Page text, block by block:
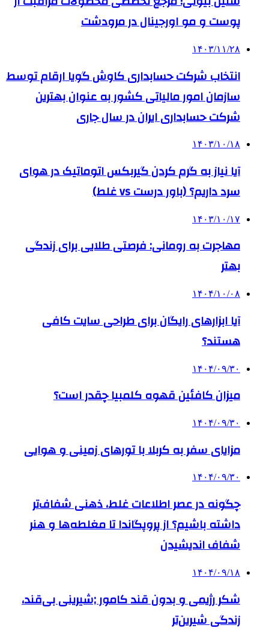
پوست و مو اورجینال در مرودشت
۱۴۰۳/۱۱/۲۸
انتخاب شرکت حسابداری کاوش گویا ارقام توسط
سازمان امور مالیاتی کشور به عنوان بهترین
شرکت حسابداری ایران در سال جاری
۱۴۰۳/۱۰/۱۸
آیا نیاز به گرم کردن گیربکس اتوماتیک در هوای
سرد داریم؟ (باور درست vs غلط)
۱۴۰۳/۱۰/۱۷
مهاجرت به رومانی: فرصتی طلایی برای زندگی
بهتر
۱۴۰۴/۱۰/۰۸
آیا ابزارهای رایگان برای طراحی سایت کافی
هستند؟
۱۴۰۴/۰۹/۳۰
میزان کافئین قهوه کلمبیا چقدر است؟
۱۴۰۴/۰۹/۳۰
مزایای سفر به کربلا با تورهای زمینی و هوایی
۱۴۰۴/۰۹/۳۰
چگونه در عصر اطلاعات غلط، ذهنی شفاف‌تر
داشته باشیم؟ از پروپگاندا تا مغلطه‌ها و هنر
شفاف اندیشیدن
۱۴۰۴/۰۹/۱۸
شکر رژیمی و بدون قند کامور ;شیرینی بی‌قند،
زندگی شیرین‌تر